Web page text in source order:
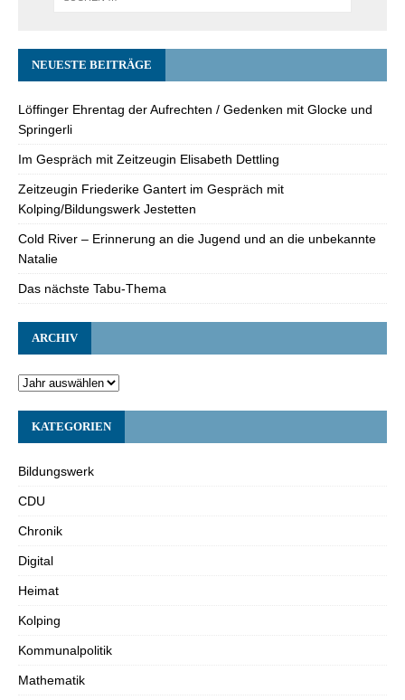
NEUESTE BEITRÄGE
Löffinger Ehrentag der Aufrechten / Gedenken mit Glocke und
Springerli
Im Gespräch mit Zeitzeugin Elisabeth Dettling
Zeitzeugin Friederike Gantert im Gespräch mit
Kolping/Bildungswerk Jestetten
Cold River – Erinnerung an die Jugend und an die unbekannte
Natalie
Das nächste Tabu-Thema
ARCHIV
KATEGORIEN
Bildungswerk
CDU
Chronik
Digital
Heimat
Kolping
Kommunalpolitik
Mathematik